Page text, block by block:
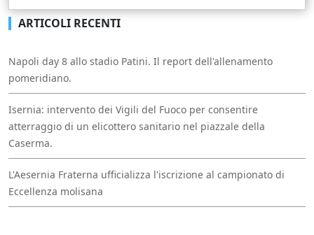
ARTICOLI RECENTI
Napoli day 8 allo stadio Patini. Il report dell'allenamento
pomeridiano.
Isernia: intervento dei Vigili del Fuoco per consentire
atterraggio di un elicottero sanitario nel piazzale della
Caserma.
L'Aesernia Fraterna ufficializza l'iscrizione al campionato di
Eccellenza molisana